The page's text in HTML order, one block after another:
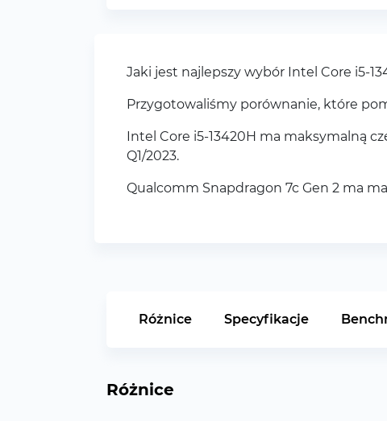
Jaki jest najlepszy wybór Intel Core i5-
Przygotowaliśmy porównanie, które
Intel Core i5-13420H ma maksymalną
Q1/2023.
Qualcomm Snapdragon 7c Gen 2 ma
Różnice Specyfikacje
Różnice